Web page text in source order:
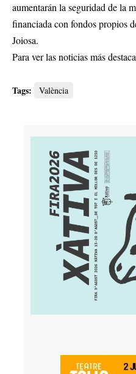
aumentarán la seguridad de la
financiada con fondos propios
Joiosa.
Para ver las noticias más
Tags: València